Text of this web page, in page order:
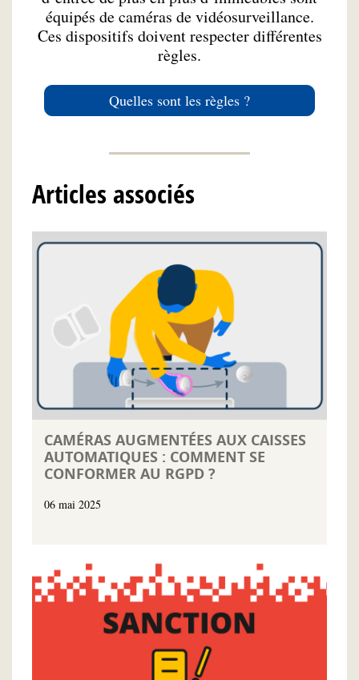
équipés de caméras de vidéosurveillance.
Ces dispositifs doivent respecter différentes
règles.
Quelles sont les règles ?
Articles associés
CAMÉRAS AUGMENTÉES AUX CAISSES
AUTOMATIQUES : COMMENT SE
CONFORMER AU RGPD ?
06 mai 2025